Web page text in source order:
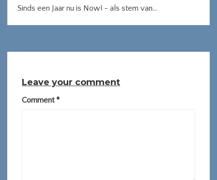
Sinds een Jaar nu is Now! - als stem van...
Leave your comment
Comment *